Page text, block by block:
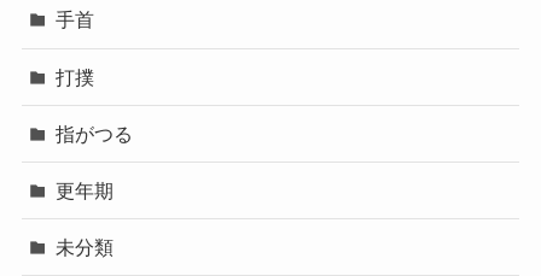
手首
打撲
指がつる
更年期
未分類